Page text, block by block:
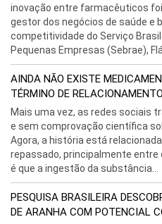
inovação entre farmacêuticos
gestor dos negócios de saúde e
competitividade do Serviço
Pequenas Empresas (Sebrae),
AINDA NÃO EXISTE
TÉRMINO DE RELACIONAMENTO
Mais uma vez, as redes sociais
e sem comprovação científica
Agora, a história está
repassado, principalmente entre
é que a ingestão da substância...
PESQUISA BRASILEIRA
DE ARANHA COM POTENCIAL